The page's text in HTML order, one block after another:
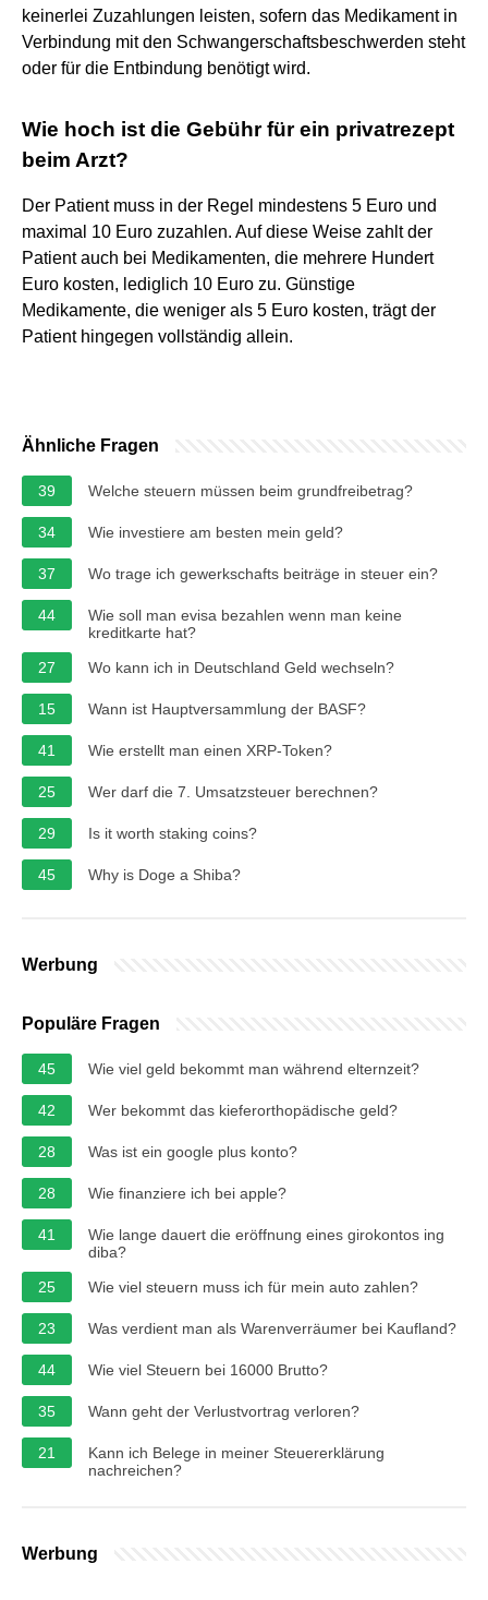
keinerlei Zuzahlungen leisten, sofern das Medikament in
Verbindung mit den Schwangerschaftsbeschwerden steht
oder für die Entbindung benötigt wird.
Wie hoch ist die Gebühr für ein privatrezept
beim Arzt?
Der Patient muss in der Regel mindestens 5 Euro und
maximal 10 Euro zuzahlen. Auf diese Weise zahlt der
Patient auch bei Medikamenten, die mehrere Hundert
Euro kosten, lediglich 10 Euro zu. Günstige
Medikamente, die weniger als 5 Euro kosten, trägt der
Patient hingegen vollständig allein.
Ähnliche Fragen
39 Welche steuern müssen beim grundfreibetrag?
34 Wie investiere am besten mein geld?
37 Wo trage ich gewerkschafts beiträge in steuer ein?
44
Wie soll man evisa bezahlen wenn man keine
kreditkarte hat?
27
Wo kann ich in Deutschland Geld wechseln?
15 Wann ist Hauptversammlung der BASF?
41 Wie erstellt man einen XRP-Token?
25 Wer darf die 7. Umsatzsteuer berechnen?
29 Is it worth staking coins?
45 Why is Doge a Shiba?
Werbung
Populäre Fragen
45 Wie viel geld bekommt man während elternzeit?
42 Wer bekommt das kieferorthopädische geld?
28 Was ist ein google plus konto?
28 Wie finanziere ich bei apple?
41
Wie lange dauert die eröffnung eines girokontos ing
diba?
25
Wie viel steuern muss ich für mein auto zahlen?
23 Was verdient man als Warenverräumer bei Kaufland?
44 Wie viel Steuern bei 16000 Brutto?
35 Wann geht der Verlustvortrag verloren?
21
Kann ich Belege in meiner Steuererklärung
nachreichen?
Werbung